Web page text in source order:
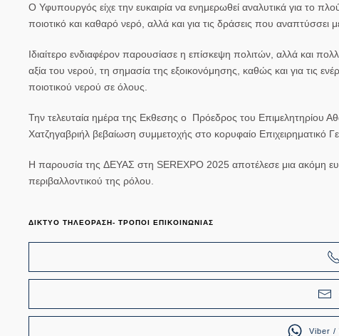
Ο Υφυπουργός είχε την ευκαιρία να ενημερωθεί αναλυτικά για το
ποιοτικό και καθαρό νερό, αλλά και για τις δράσεις που αναπτύσσει
Ιδιαίτερο ενδιαφέρον παρουσίασε η επίσκεψη πολιτών, αλλά και
αξία του νερού, τη σημασία της εξοικονόμησης, καθώς και για τις
ποιοτικού νερού σε όλους.
Την τελευταία ημέρα της Εκθεσης ο Πρόεδρος του Επιμελητηρίου
Χατζηγαβριήλ βεβαίωση συμμετοχής στο κορυφαίο Επιχειρηματικό
Η παρουσία της ΔΕΥΑΣ στη SEREXPO 2025 αποτέλεσε μια ακόμη
περιβαλλοντικού της ρόλου.
ΔΙΚΤΥΟ ΤΗΛΕΟΡΑΣΗ- ΤΡΟΠΟΙ ΕΠΙΚΟΙΝΩΝΙΑΣ
Viber /